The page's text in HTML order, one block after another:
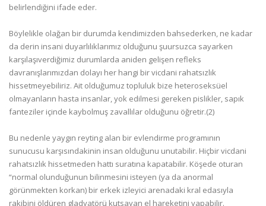
belirlendiğini ifade eder.
Böylelikle olağan bir durumda kendimizden bahsederken, ne kadar
da derin insani duyarlılıklarımız olduğunu şuursuzca sayarken
karşılaşıverdiğimiz durumlarda aniden gelişen refleks
davranışlarımızdan dolayı her hangi bir vicdani rahatsızlık
hissetmeyebiliriz. Ait olduğumuz topluluk bize heteroseksüel
olmayanların hasta insanlar, yok edilmesi gereken pislikler, sapık
fanteziler içinde kaybolmuş zavallılar olduğunu öğretir.(2)
Bu nedenle yaygın reyting alan bir evlendirme programının
sunucusu karşısındakinin insan olduğunu unutabilir. Hiçbir vicdani
rahatsızlık hissetmeden hattı suratına kapatabilir. Köşede oturan
“normal olunduğunun bilinmesini isteyen (ya da anormal
görünmekten korkan) bir erkek izleyici arenadaki kral edasıyla
rakibini öldüren gladyatörü kutsayan el hareketini yapabilir.